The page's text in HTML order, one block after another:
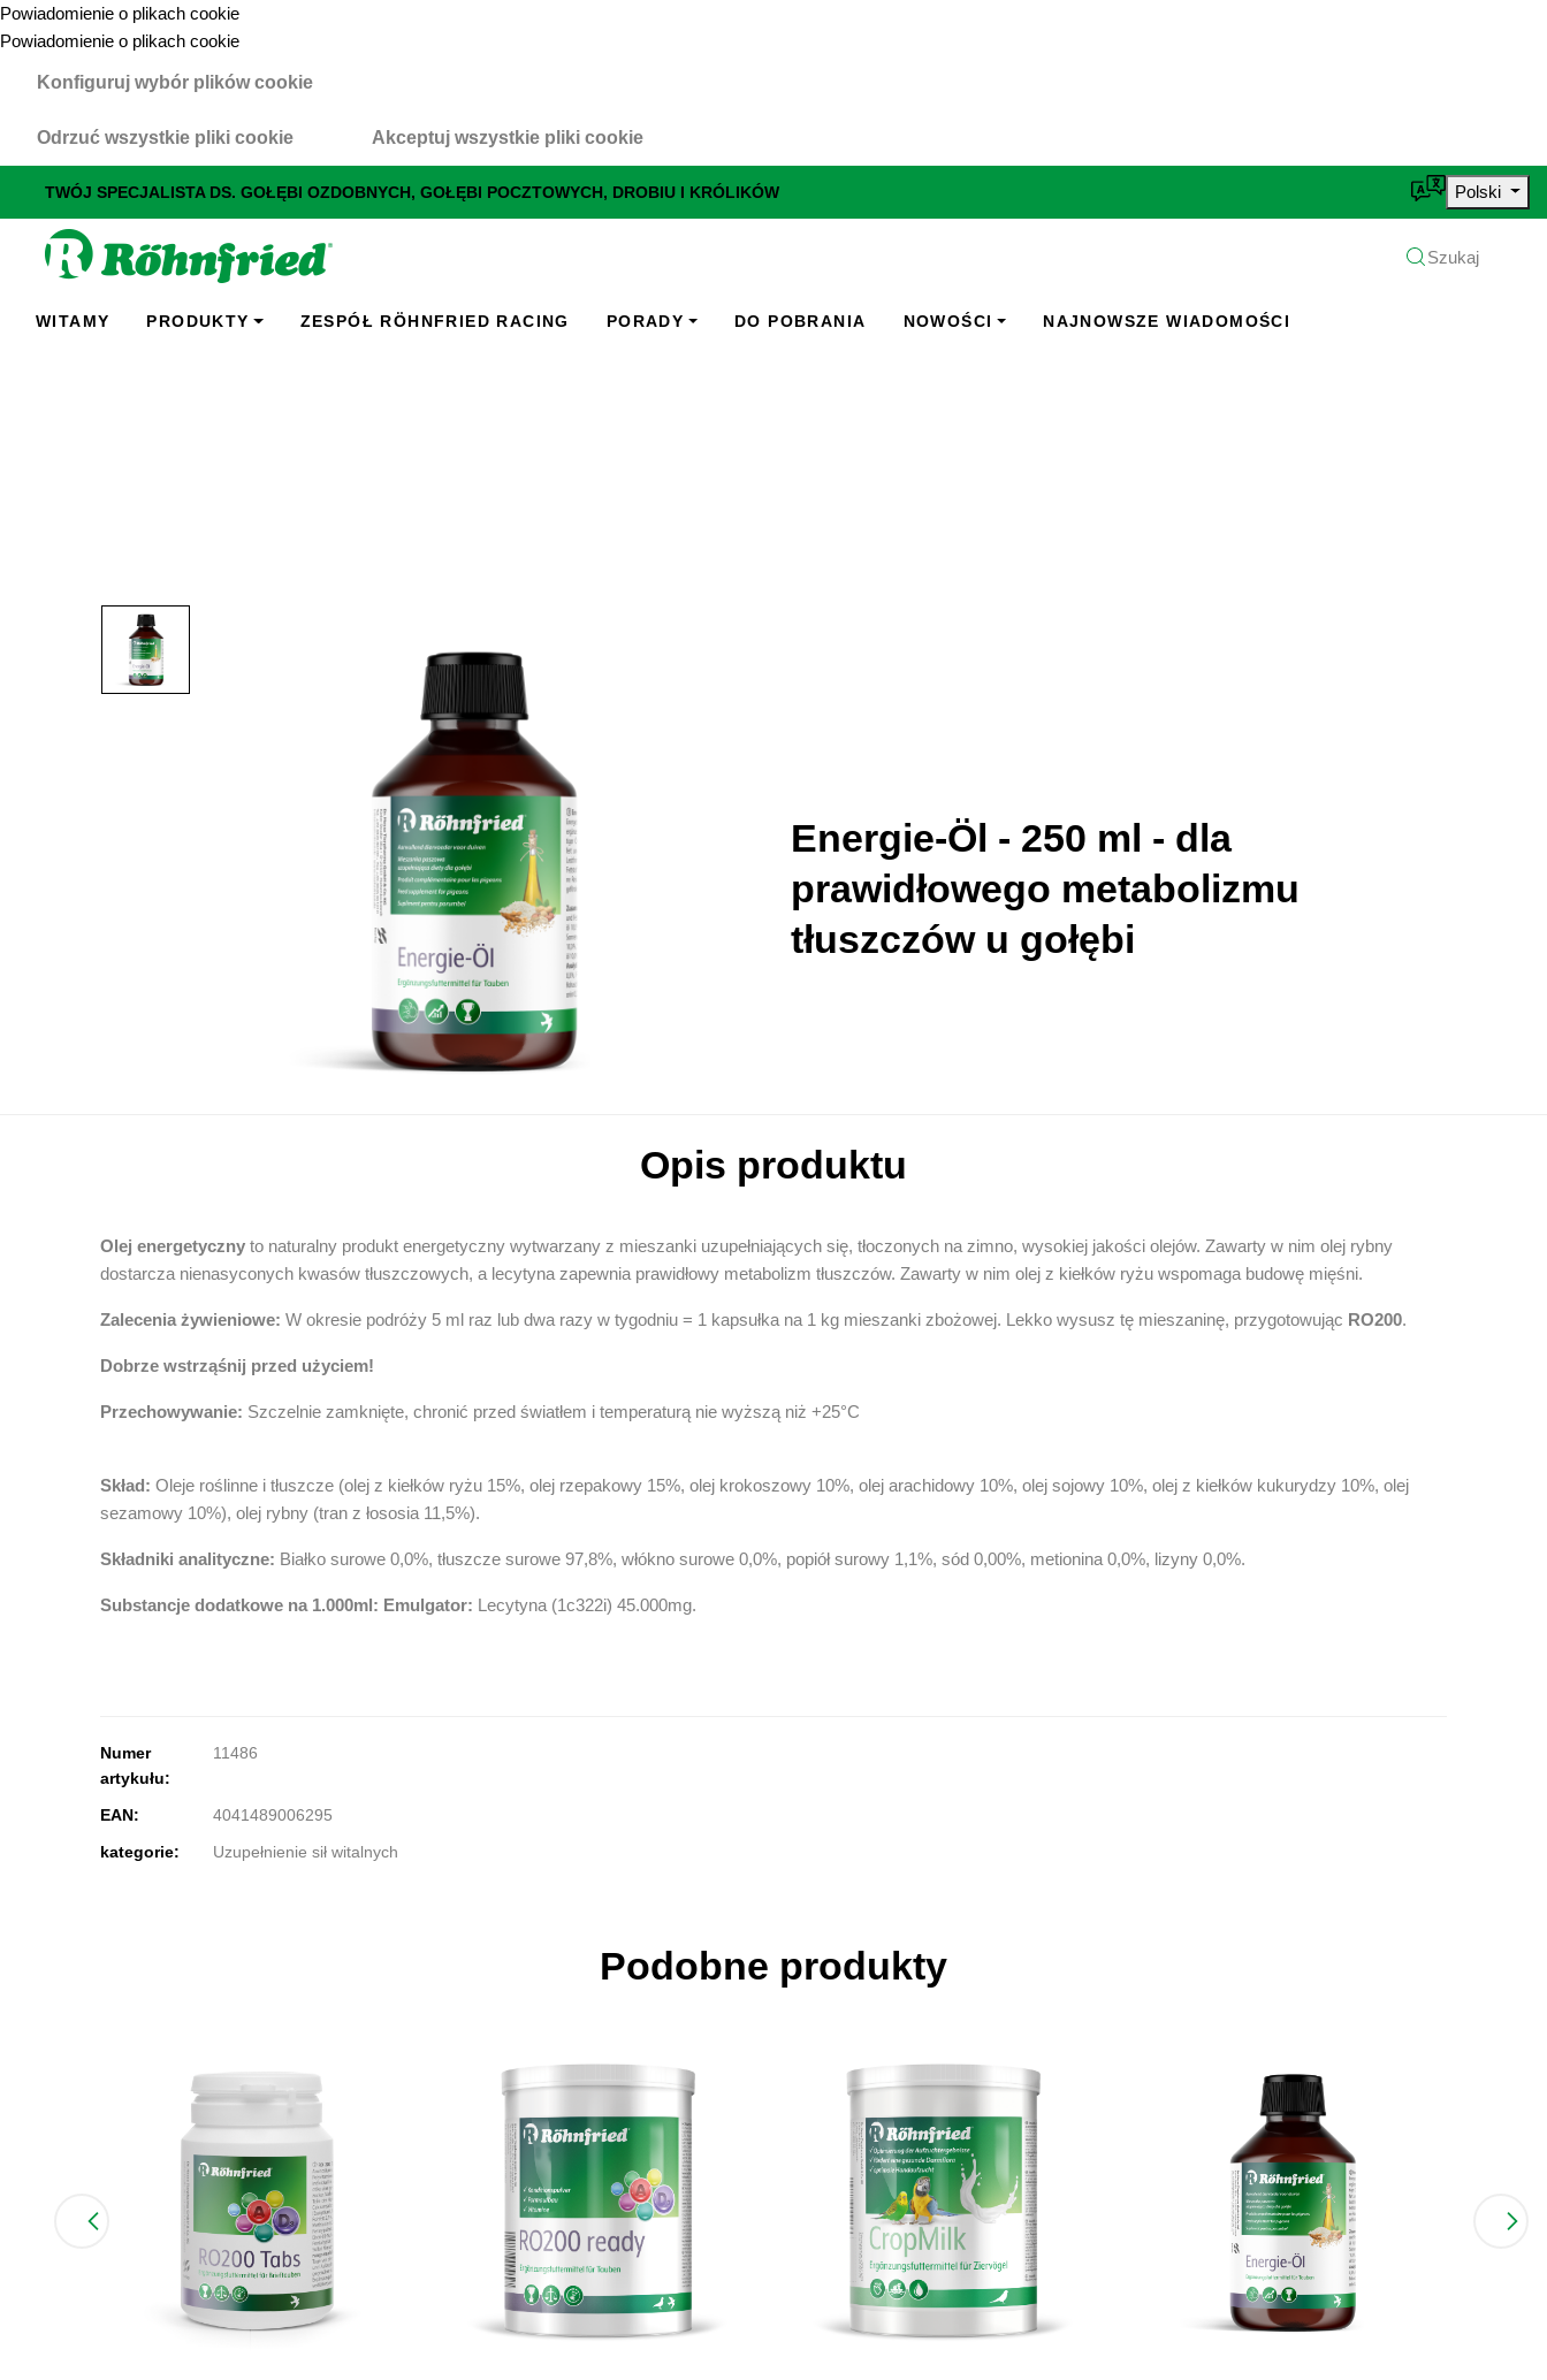
Powiadomienie o plikach cookie
Powiadomienie o plikach cookie
Konfiguruj wybór plików cookie
Odrzuć wszystkie pliki cookie Akceptuj wszystkie pliki cookie
TWÓJ SPECJALISTA DS. GOŁĘBI OZDOBNYCH, GOŁĘBI POCZTOWYCH, DROBIU I KRÓLIKÓW Polski
Szukaj
WITAMY PRODUKTY ZESPÓŁ RÖHNFRIED RACING PORADY DO POBRANIA NOWOŚCI NAJNOWSZE WIADOMOŚCI
Energie-Öl - 250 ml - dla
prawidłowego metabolizmu
tłuszczów u gołębi
Opis produktu
Olej energetyczny to naturalny produkt energetyczny wytwarzany z mieszanki uzupełniających się, tłoczonych na zimno, wysokiej jakości olejów. Zawarty w nim olej rybny
dostarcza nienasyconych kwasów tłuszczowych, a lecytyna zapewnia prawidłowy metabolizm tłuszczów. Zawarty w nim olej z kiełków ryżu wspomaga budowę mięśni.
Zalecenia żywieniowe: W okresie podróży 5 ml raz lub dwa razy w tygodniu = 1 kapsułka na 1 kg mieszanki zbożowej. Lekko wysusz tę mieszaninę, przygotowując RO200.
Dobrze wstrząśnij przed użyciem!
Przechowywanie: Szczelnie zamknięte, chronić przed światłem i temperaturą nie wyższą niż +25°C
Skład: Oleje roślinne i tłuszcze (olej z kiełków ryżu 15%, olej rzepakowy 15%, olej krokoszowy 10%, olej arachidowy 10%, olej sojowy 10%, olej z kiełków kukurydzy 10%, olej
sezamowy 10%), olej rybny (tran z łososia 11,5%).
Składniki analityczne: Białko surowe 0,0%, tłuszcze surowe 97,8%, włókno surowe 0,0%, popiół surowy 1,1%, sód 0,00%, metionina 0,0%, lizyny 0,0%.
Substancje dodatkowe na 1.000ml: Emulgator: Lecytyna (1c322i) 45.000mg.
Numer
artykułu:
11486
EAN:
4041489006295
kategorie:
Uzupełnienie sił witalnych
Podobne produkty